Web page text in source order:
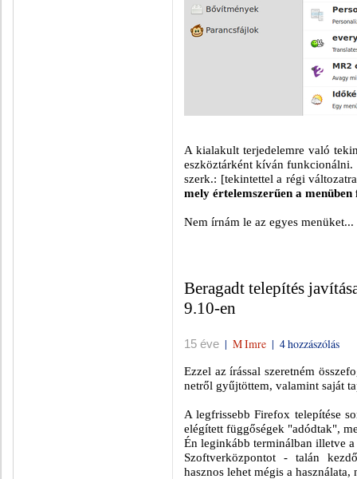
A kialakult terjedelemre való
eszköztárként kíván funkcionálni.
szerk.: [tekintettel a régi
mely értelemszerűen a
Nem írnám le az egyes menüket...
Beragadt telepítés
9.10-en
15 éve | M Imre | 4 hozzászólás
Ezzel az írással szeretném
netről gyűjtöttem, valamint saját
A legfrissebb Firefox telepítése
elégített függőségek "adódtak",
Én leginkább terminálban illetve
Szoftverközpontot - talán
hasznos lehet mégis a